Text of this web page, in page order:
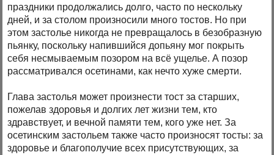
праздники продолжались долго, часто по нескольку
дней, и за столом произносили много тостов. Но при
этом застолье никогда не превращалось в безобразную
пьянку, поскольку напившийся допьяну мог покрыть
себя несмываемым позором на всё ущелье. А позор
рассматривался осетинами, как нечто хуже смерти.
Глава застолья может произнести тост за старших,
пожелав здоровья и долгих лет жизни тем, кто
здравствует, и вечной памяти тем, кого уже нет. За
осетинским застольем также часто произносят тосты: за
здоровье и благополучие всех присутствующих, за